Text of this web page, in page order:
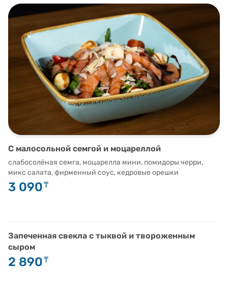
С малосольной семгой и моцареллой
слабосолёная семга, моцарелла мини, помидоры черри,
микс салата, фирменный соус, кедровые орешки
3 090₸
Запеченная свекла с тыквой и твороженным
сыром
2 890₸